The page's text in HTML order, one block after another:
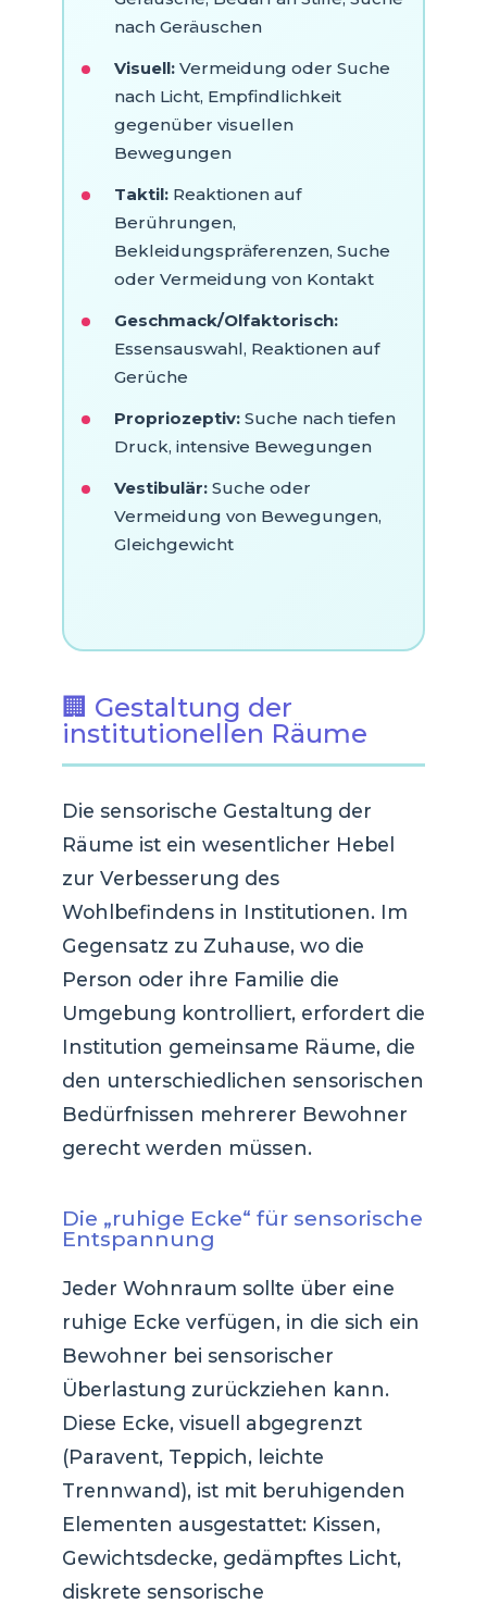
nach Geräuschen
Visuell:Vermeidung oder Suche
nach Licht, Empfindlichkeit
gegenüber visuellen
Bewegungen
Taktil:Reaktionen auf
Berührungen,
Bekleidungspräferenzen, Suche
oder Vermeidung von Kontakt
Geschmack/Olfaktorisch:
Essensauswahl, Reaktionen auf
Gerüche
Propriozeptiv:Suche nach tiefen
Druck, intensive Bewegungen
Vestibulär:Suche oder
Vermeidung von Bewegungen,
Gleichgewicht
🏢 Gestaltung der
institutionellen Räume
Die sensorische Gestaltung der
Räume ist ein wesentlicher Hebel
zur Verbesserung des
Wohlbefindens in Institutionen. Im
Gegensatz zu Zuhause, wo die
Person oder ihre Familie die
Umgebung kontrolliert, erfordert die
Institution gemeinsame Räume, die
den unterschiedlichen sensorischen
Bedürfnissen mehrerer Bewohner
gerecht werden müssen.
Die „ruhige Ecke“ für sensorische
Entspannung
Jeder Wohnraum sollte über eine
ruhige Ecke verfügen, in die sich ein
Bewohner bei sensorischer
Überlastung zurückziehen kann.
Diese Ecke, visuell abgegrenzt
(Paravent, Teppich, leichte
Trennwand), ist mit beruhigenden
Elementen ausgestattet: Kissen,
Gewichtsdecke, gedämpftes Licht,
diskrete sensorische